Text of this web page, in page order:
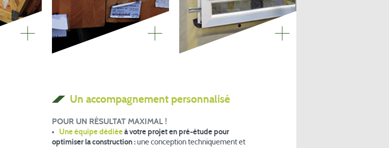
Un accompagnement personnalisé
POUR UN RÉSULTAT MAXIMAL !
Une équipe dédiéeà votre projet en pré-étude pour
optimiser la construction : une conception techniquement et